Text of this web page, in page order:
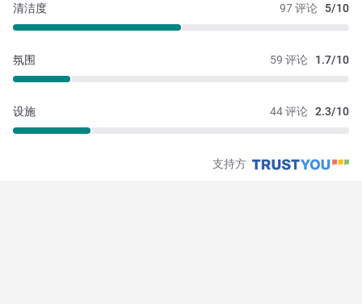
97 评论 5/10
清洁度
59 评论 1.7/10
氛围
44 评论 2.3/10
设施
支持方